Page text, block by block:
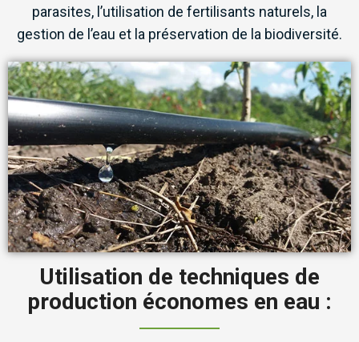
parasites, l’utilisation de fertilisants naturels, la
gestion de l’eau et la préservation de la biodiversité.
Utilisation de techniques de
production économes en eau :